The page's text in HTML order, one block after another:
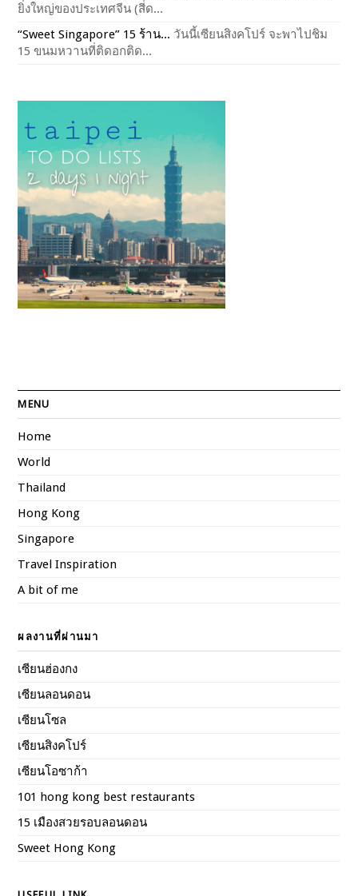
ยิ่งใหญ่ของประเทศจีน (สี่ด...
“Sweet Singapore” 15 ร้าน... วันนี้เซียนสิงคโปร์ จะพาไปชิม
15 ขนมหวานที่ติดอกติด...
MENU
Home
World
Thailand
Hong Kong
Singapore
Travel Inspiration
A bit of me
ผลงานที่ผ่านมา
เซียนฮ่องกง
เซียนลอนดอน
เซียนโซล
เซียนสิงคโปร์
เซียนโอซาก้า
101 hong kong best restaurants
15 เมืองสวยรอบลอนดอน
Sweet Hong Kong